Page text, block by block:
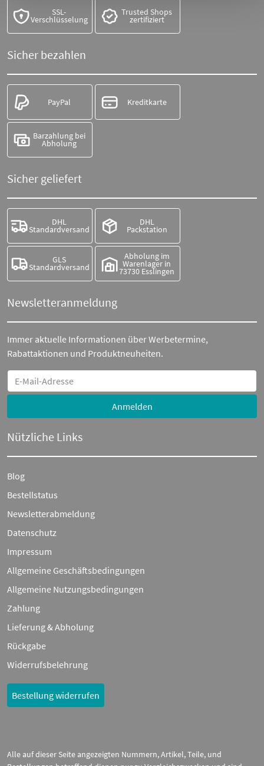
SSL-
Verschlüsselung
Trusted Shops
zertifiziert
Sicher bezahlen
PayPal Kreditkarte
Barzahlung bei
Abholung
Sicher geliefert
DHL
Standardversand
DHL
Packstation
GLS
Standardversand
Abholung im
Warenlager in
73730 Esslingen
Newsletteranmeldung
Immer aktuelle Informationen über Werbetermine,
Rabattaktionen und Produktneuheiten.
Anmelden
Nützliche Links
Blog
Bestellstatus
Newsletterabmeldung
Datenschutz
Impressum
Allgemeine Geschäftsbedingungen
Allgemeine Nutzungsbedingungen
Zahlung
Lieferung & Abholung
Rückgabe
Widerrufsbelehrung
Bestellung widerrufen
Alle auf dieser Seite angezeigten Nummern, Artikel, Teile, und